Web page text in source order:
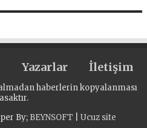
Yazarlar İletişim
haberlerin kopyalanması
By; BEYNSOFT Ucuz site